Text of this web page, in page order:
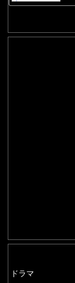
ドラマ